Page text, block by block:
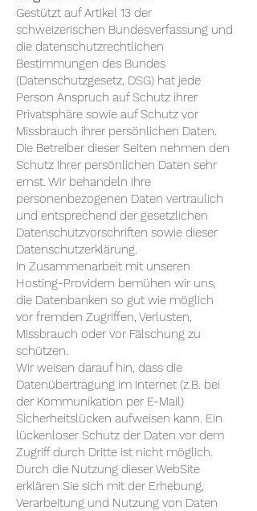
Gestützt auf Artikel 13 der
schweizerischen Bundesverfassung und
die datenschutzrechtlichen
Bestimmungen des Bundes
(Datenschutzgesetz, DSG) hat jede
Person Anspruch auf Schutz ihrer
Privatsphäre sowie auf Schutz vor
Missbrauch ihrer persönlichen Daten.
Die Betreiber dieser Seiten nehmen den
Schutz Ihrer persönlichen Daten sehr
ernst. Wir behandeln Ihre
personenbezogenen Daten vertraulich
und entsprechend der gesetzlichen
Datenschutzvorschriften sowie dieser
Datenschutzerklärung.
In Zusammenarbeit mit unseren
Hosting-Providern bemühen wir uns,
die Datenbanken so gut wie möglich
vor fremden Zugriffen, Verlusten,
Missbrauch oder vor Fälschung zu
schützen.
Wir weisen darauf hin, dass die
Datenübertragung im Internet (z.B. bei
der Kommunikation per E-Mail)
Sicherheitslücken aufweisen kann. Ein
lückenloser Schutz der Daten vor dem
Zugriff durch Dritte ist nicht möglich.
Durch die Nutzung dieser WebSite
erklären Sie sich mit der Erhebung,
Verarbeitung und Nutzung von Daten